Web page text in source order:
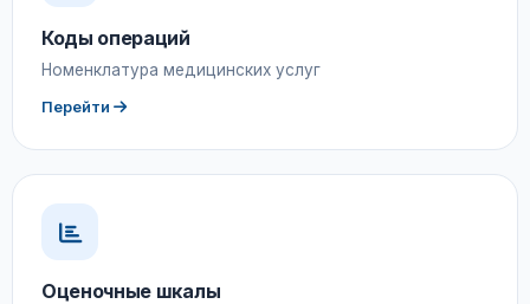
Коды операций
Номенклатура медицинских услуг
Перейти
Оценочные шкалы